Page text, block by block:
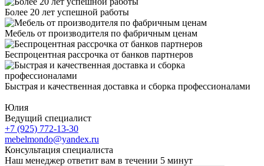
Более 20 лет успешной работы
Мебель от производителя по фабричным ценам
Беспроцентная рассрочка от банков партнеров
Быстрая и качественная доставка и сборка профессионалами
Юлия
Ведущий специалист
+7 (925) 772-13-30
mebelmondo@yandex.ru
Консультация специалиста
Наш менеджер ответит вам в течении 5 минут